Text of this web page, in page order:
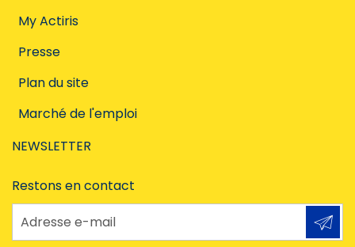
My Actiris
Presse
Plan du site
Marché de l'emploi
NEWSLETTER
Restons en contact
Adresse e-mail